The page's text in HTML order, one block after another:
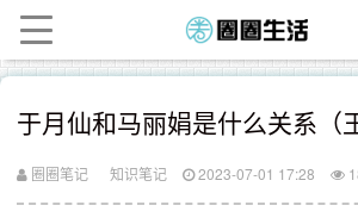
于月仙和马丽娟是什么关系（
圈圈笔记 知识笔记 2023-07-01 17:28